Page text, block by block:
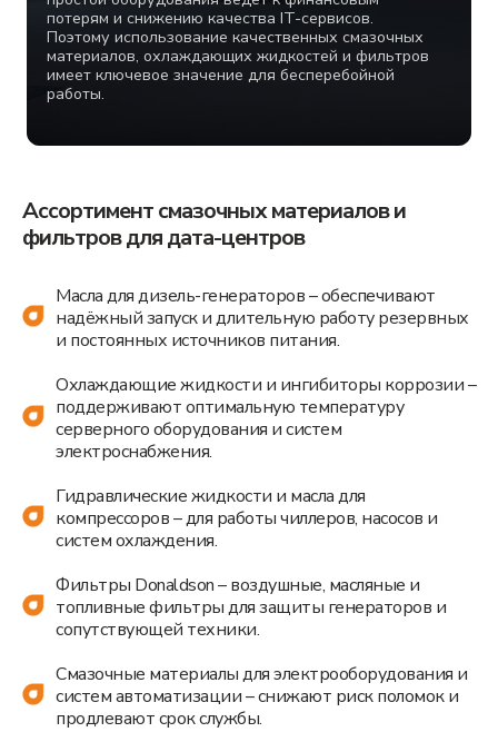
Ассортимент смазочных материалов и
фильтров для дата-центров
Масла для дизель-генераторов – обеспечивают
надёжный запуск и длительную работу резервных
и постоянных источников питания.
Охлаждающие жидкости и ингибиторы коррозии –
поддерживают оптимальную температуру
серверного оборудования и систем
электроснабжения.
Гидравлические жидкости и масла для
компрессоров – для работы чиллеров, насосов и
систем охлаждения.
Фильтры Donaldson – воздушные, масляные и
топливные фильтры для защиты генераторов и
сопутствующей техники.
Смазочные материалы для электрооборудования и
систем автоматизации – снижают риск поломок и
продлевают срок службы.
Оставьте заявку
и мы свяжемся с вами
в ближайшее время: